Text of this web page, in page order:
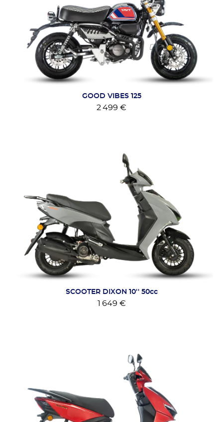
GOOD VIBES 125
2 499 €
SCOOTER DIXON 10'' 50cc
1 649 €